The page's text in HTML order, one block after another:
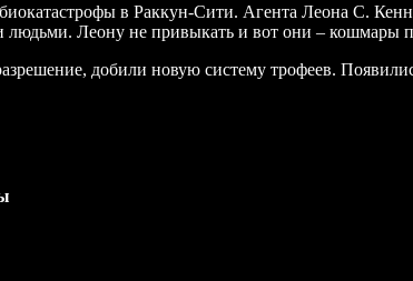
в Раккун-Сити. Агента Леона С.
людьми. Леону не привыкать и вот они – кошмары
добили новую систему трофеев.